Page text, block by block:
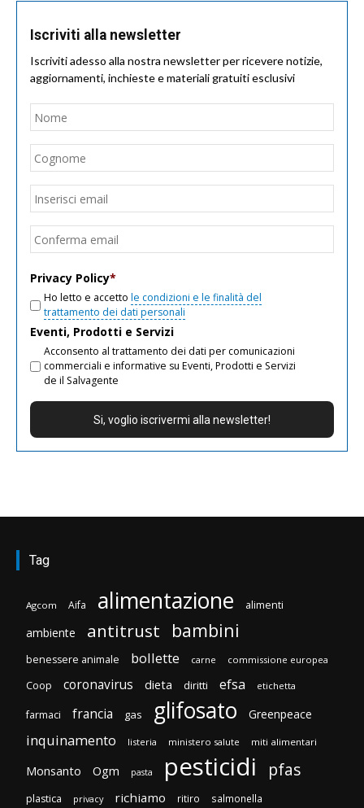
Iscriviti alla newsletter
Iscriviti adesso alla nostra newsletter per ricevere notizie,
aggiornamenti, inchieste e materiali gratuiti esclusivi
Nome
Email
Privacy Policy*
Ho letto e accetto le condizioni e le finalità del
trattamento dei dati personali
Eventi, Prodotti e Servizi
Acconsento al trattamento dei dati per comunicazioni
commerciali e informative su Eventi, Prodotti e Servizi
de il Salvagente
Tag
Agcom Aifa alimentazione alimenti
ambiente antitrust bambini
benessere animale bollette carne commissione europea
Coop coronavirus dieta diritti efsa etichetta
farmaci francia gas glifosato Greenpeace
inquinamento listeria ministero salute miti alimentari
Monsanto Ogm pasta pesticidi pfas
plastica privacy richiamo ritiro salmonella